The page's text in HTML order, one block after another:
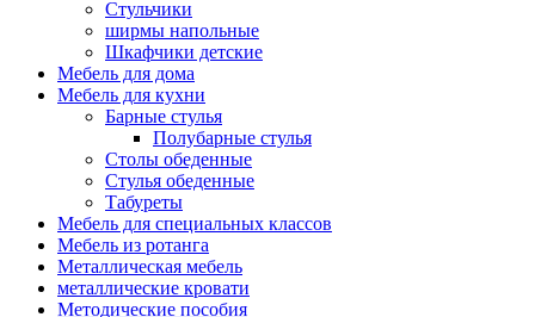
Стульчики
ширмы напольные
Шкафчики детские
Мебель для дома
Мебель для кухни
Барные стулья
Полубарные стулья
Столы обеденные
Стулья обеденные
Табуреты
Мебель для специальных классов
Мебель из ротанга
Металлическая мебель
металлические кровати
Методические пособия